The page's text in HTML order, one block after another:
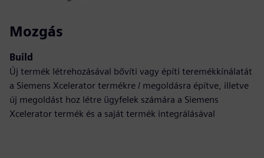
Mozgás
Build
Új termék létrehozásával bővíti vagy építi teremékkínálatát
a Siemens Xcelerator termékre / megoldásra építve, illetve
új megoldást hoz létre ügyfelek számára a Siemens
Xcelerator termék és a saját termék integrálásával